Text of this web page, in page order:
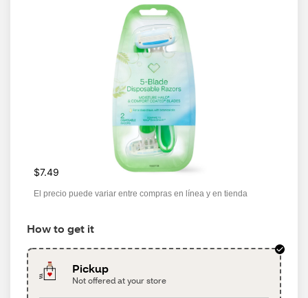
$7.49
El precio puede variar entre compras en línea y en tienda
How to get it
Pickup
Not offered at your store